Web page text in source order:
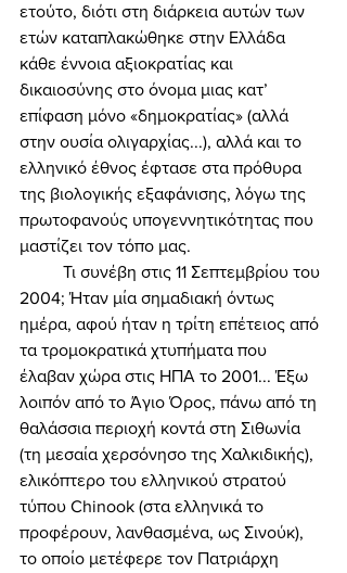
ετούτο, διότι στη διάρκεια αυτών των
ετών καταπλακώθηκε στην Ελλάδα
κάθε έννοια αξιοκρατίας και
δικαιοσύνης στο όνομα μιας κατ’
επίφαση μόνο «δημοκρατίας» (αλλά
στην ουσία ολιγαρχίας...), αλλά και το
ελληνικό έθνος έφτασε στα πρόθυρα
της βιολογικής εξαφάνισης, λόγω της
πρωτοφανούς υπογεννητικότητας που
μαστίζει τον τόπο μας.
2004; Ήταν μία σημαδιακή όντως
ημέρα, αφού ήταν η τρίτη επέτειος από
τα τρομοκρατικά χτυπήματα που
έλαβαν χώρα στις ΗΠΑ το 2001... Έξω
λοιπόν από το Άγιο Όρος, πάνω από τη
θαλάσσια περιοχή κοντά στη Σιθωνία
(τη μεσαία χερσόνησο της Χαλκιδικής),
ελικόπτερο του ελληνικού στρατού
τύπου Chinook (στα ελληνικά το
προφέρουν, λανθασμένα, ως Σινούκ),
το οποίο μετέφερε τον Πατριάρχη